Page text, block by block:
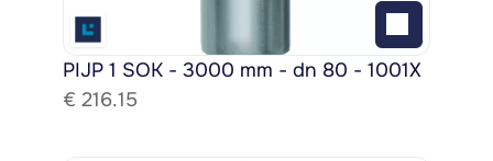
PIJP 1 SOK - 3000 mm - dn 80 - 1001X
€ 216.15